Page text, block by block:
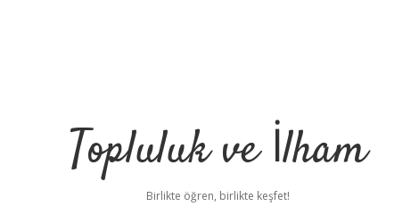
Topluluk ve İlham
Birlikte öğren, birlikte keşfet!